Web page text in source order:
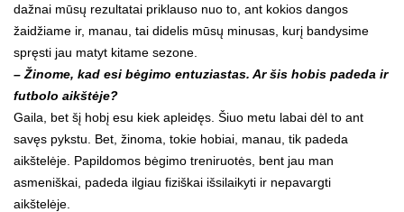
dažnai mūsų rezultatai priklauso nuo to, ant kokios dangos
žaidžiame ir, manau, tai didelis mūsų minusas, kurį bandysime
spręsti jau matyt kitame sezone.
– Žinome, kad esi bėgimo entuziastas. Ar šis hobis padeda ir
futbolo aikštėje?
Gaila, bet šį hobį esu kiek apleidęs. Šiuo metu labai dėl to ant
savęs pykstu. Bet, žinoma, tokie hobiai, manau, tik padeda
aikštelėje. Papildomos bėgimo treniruotės, bent jau man
asmeniškai, padeda ilgiau fiziškai išsilaikyti ir nepavargti
aikštelėje.